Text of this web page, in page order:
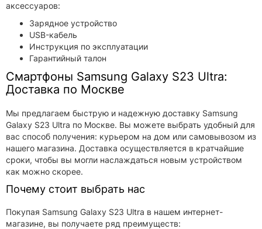
аксессуаров:
Зарядное устройство
USB-кабель
Инструкция по эксплуатации
Гарантийный талон
Смартфоны Samsung Galaxy S23 Ultra:
Доставка по Москве
Мы предлагаем быструю и надежную доставку Samsung
Galaxy S23 Ultra по Москве. Вы можете выбрать удобный для
вас способ получения: курьером на дом или самовывозом из
нашего магазина. Доставка осуществляется в кратчайшие
сроки, чтобы вы могли наслаждаться новым устройством
как можно скорее.
Почему стоит выбрать нас
Покупая Samsung Galaxy S23 Ultra в нашем интернет-
магазине, вы получаете ряд преимуществ: